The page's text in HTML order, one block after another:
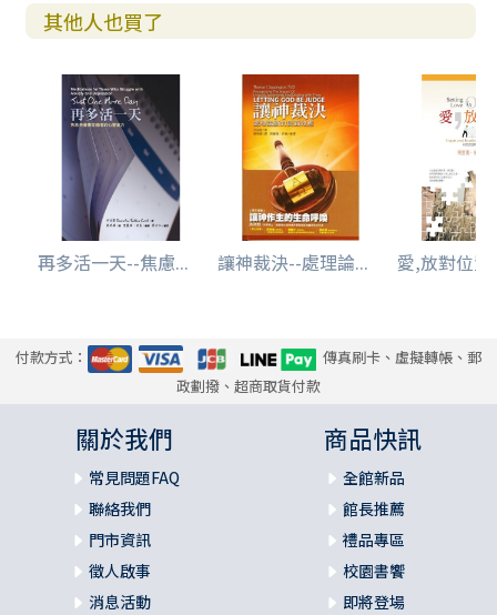
其他人也買了
再多活一天--焦慮... 讓神裁決--處理論... 愛,放對位
付款方式：
傳真刷卡、虛擬轉帳、郵
政劃撥、超商取貨付款
關於我們
常見問題FAQ
聯絡我們
門市資訊
徵人啟事
消息活動
商品快訊
全館新品
館長推薦
禮品專區
校園書饗
即將登場